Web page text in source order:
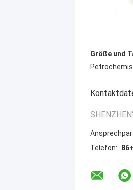
Größe und
Telefon: